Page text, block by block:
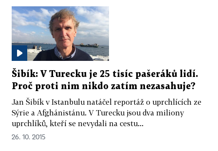
Šibík: V Turecku je 25 tisíc pašeráků lidí.
Proč proti nim nikdo zatím nezasahuje?
Jan Šibík v Istanbulu natáčel reportáž o uprchlících ze
Sýrie a Afghánistánu. V Turecku jsou dva miliony
uprchlíků, kteří se nevydali na cestu...
26. 10. 2015